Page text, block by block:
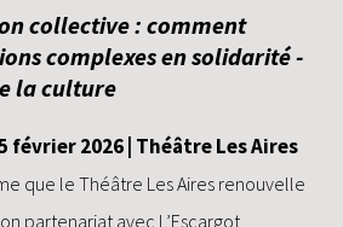
collective : comment
complexes en solidarité -
la culture
février 2026 | Théâtre Les Aires
que le Théâtre Les Aires renouvelle
partenariat avec L’Escargot